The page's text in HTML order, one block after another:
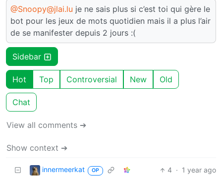
@Snoopy@jlai.lu je ne sais plus si c’est toi qui gère le
bot pour les jeux de mots quotidien mais il a plus l’air
de se manifester depuis 2 jours :(
Sidebar
Hot Top Controversial New Old
Chat
View all comments ➔
Show context ➔
innermeerkat OP 4 · 1 year ago